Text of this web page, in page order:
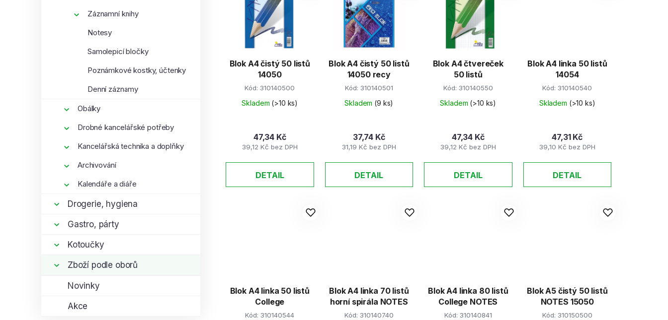
Záznamní knihy
Notesy
Samolepicí bločky
Poznámkové kostky, účtenky
Denní záznamy
Obálky
Drobné kancelářské potřeby
Kancelářská technika a doplňky
Archivování
Kalendáře a diáře
Drogerie, hygiena
Gastro, párty
Kotoučky
Zboží podle oborů
Novinky
Akce
r
o
u
t
ů
Blok A4 čistý 50 listů
14050
Kód:310140500
Skladem (>10 ks)
39,12 Kč bez DPH
47,34 Kč
DETAIL
Blok A4 čistý 50 listů
14050 recy
Kód: 310140501
Skladem (9 ks)
31,19 Kč bez DPH
37,74 Kč
DETAIL
Blok A4 čtvereček
50 listů
Kód: 310140550
Skladem (>10 ks)
39,12 Kč bez DPH
47,34 Kč
DETAIL
Blok A4 linka 50 listů
14054
Kód:310140540
Skladem (>10 ks)
39,10 Kč bez DPH
47,31 Kč
DETAIL
Blok A4 linka 50 listů
College
Kód:310140544
Blok A4 linka 70 listů
horní spirála NOTES
Kód: 310140740
Blok A4 linka 80 listů
College NOTES
Kód: 310140841
Blok A5 čistý 50 listů
NOTES 15050
Kód: 310150500